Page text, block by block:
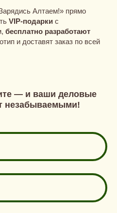
Алтаем!» прямо
VIP-подарки с
бесплатно разработают
и доставят заказ по всей
— и ваши деловые
незабываемыми!